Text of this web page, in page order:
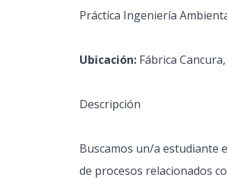
Práctica Ingeniería
Ubicación: Fábrica
Descripción
Buscamos un/a estudiante
de procesos relacionados